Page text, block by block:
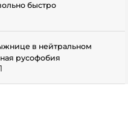
быстро
в нейтральном
русофобия
1